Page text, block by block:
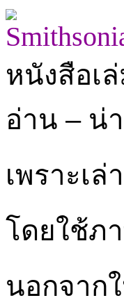
หนังสือเ
อ่าน – น่
เพราะเ
โดยใช้ภ
นอกจาก